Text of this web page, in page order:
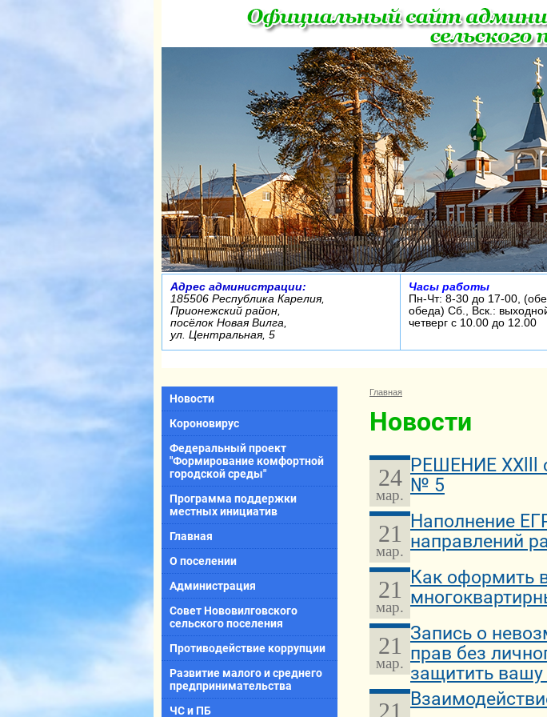
Адрес администрации:
185506 Республика Карелия,
Прионежский район,
посёлок Новая Вилга,
ул. Центральная, 5
Часы работы
Пн-Чт: 8-30 до 17-00,
обеда) Сб., Вск.:
четверг с 10.00 до 12.00
Новости
Короновирус
Федеральный проект
"Формирование комфортной
городской среды"
Программа поддержки
местных инициатив
Главная
О поселении
Администрация
Совет Нововилговского
сельского поселения
Противодействие коррупции
Развитие малого и среднего
предпринимательства
ЧС и ПБ
Главная
Новости
24
мар.
РЕШЕНИЕ XXlll
№ 5
21
мар.
Наполнение
направлений
21
мар.
Как оформить
21
мар.
Запись о
прав без
защитить вашу
21